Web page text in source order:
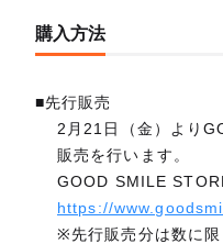
購入方法
■先行販売
2月21日（金）より
販売を行います。
GOOD SMILE
https://
※先行販売分は数に限